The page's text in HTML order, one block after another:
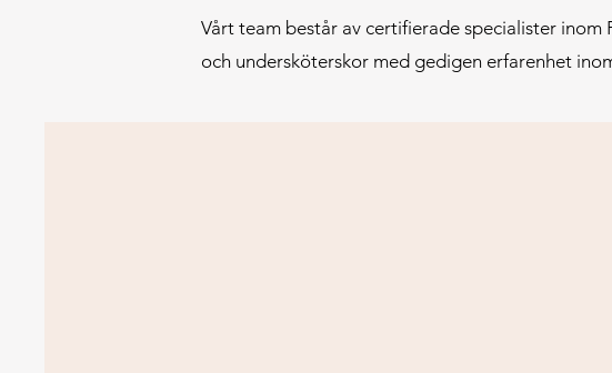
Vårt team består av certifierade specialister
och undersköterskor med gedigen erfarenhet